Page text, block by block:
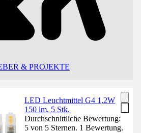
& PROJEKTE
LED Leuchtmittel G4 1,2W
150 lm, 5 Stk.
Durchschnittliche Bewertung:
5 von 5 Sternen. 1 Bewertung.